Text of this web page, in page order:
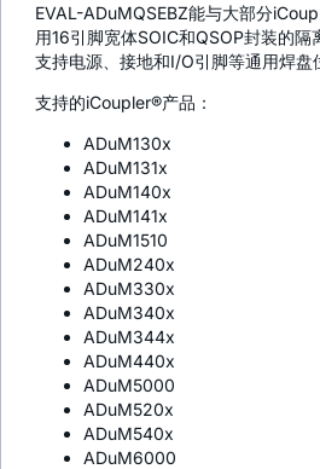
EVAL-ADuMQSEBZ能与大部分
用16引脚宽体SOIC和QSOP封装的隔
支持电源、接地和I/O引脚等通用焊盘
支持的iCoupler®产品：
ADuM130x
ADuM131x
ADuM140x
ADuM141x
ADuM1510
ADuM240x
ADuM330x
ADuM340x
ADuM344x
ADuM440x
ADuM5000
ADuM520x
ADuM540x
ADuM6000